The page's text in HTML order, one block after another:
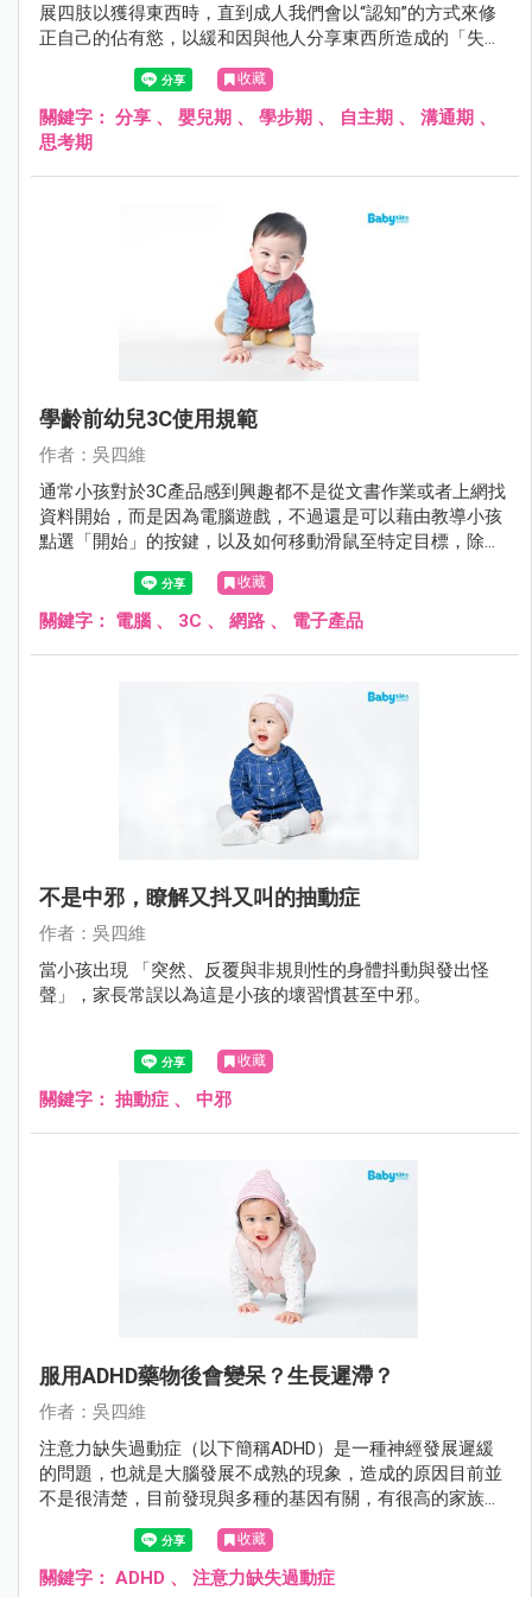
展四肢以獲得東西時，直到成人我們會以“認知”的方式來修
正自己的佔有慾，以緩和因與他人分享東西所造成的「失落
收藏
關鍵字： 分享 、 嬰兒期 、 學步期 、 自主期 、 溝通期 、
思考期
學齡前幼兒3C使用規範
作者：吳四維
通常小孩對於3C產品感到興趣都不是從文書作業或者上網找
資料開始，而是因為電腦遊戲，不過還是可以藉由教導小孩
點選「開始」的按鍵，以及如何移動滑鼠至特定目標，除了
能增強小孩的語言理解能力外，對於小孩的手眼協調上也有
幫助，並藉此增進其認知能力如顏色、形狀與符號的認識。
收藏
關鍵字： 電腦 、 3C 、 網路 、 電子產品
不是中邪，瞭解又抖又叫的抽動症
作者：吳四維
當小孩出現 「突然、反覆與非規則性的身體抖動與發出怪
聲」，家長常誤以為這是小孩的壞習慣甚至中邪。
收藏
關鍵字： 抽動症 、 中邪
服用ADHD藥物後會變呆？生長遲滯？
作者：吳四維
注意力缺失過動症（以下簡稱ADHD）是一種神經發展遲緩
的問題，也就是大腦發展不成熟的現象，造成的原因目前並
不是很清楚，目前發現與多種的基因有關，有很高的家族遺
傳性，常合併其他的精神疾病如自閉症、妥瑞氏症、品行問
題、情緒障礙等。
收藏
關鍵字： ADHD 、 注意力缺失過動症